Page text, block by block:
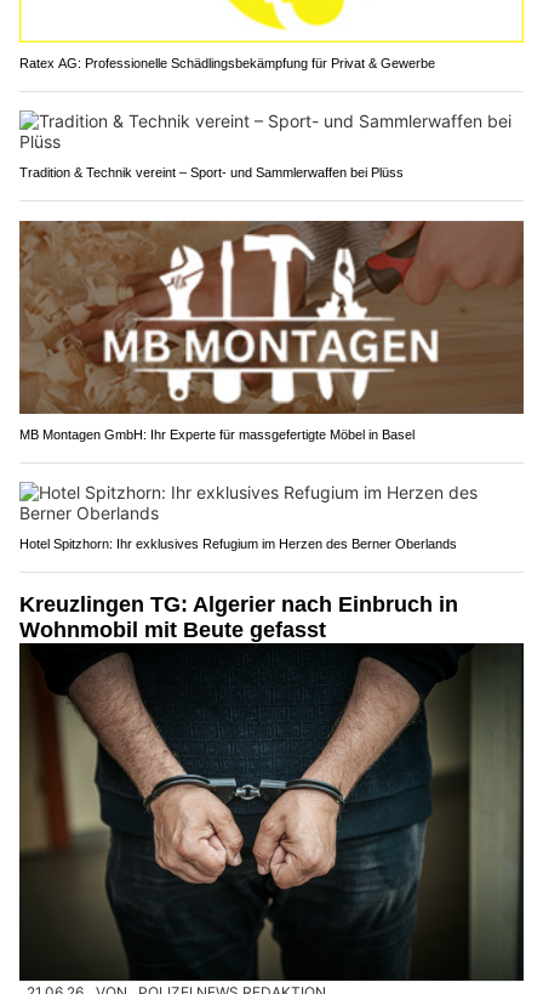
Ratex AG: Professionelle Schädlingsbekämpfung für Privat & Gewerbe
Tradition & Technik vereint – Sport- und Sammlerwaffen bei Plüss
MB Montagen GmbH: Ihr Experte für massgefertigte Möbel in Basel
Hotel Spitzhorn: Ihr exklusives Refugium im Herzen des Berner Oberlands
Kreuzlingen TG: Algerier nach Einbruch in
Wohnmobil mit Beute gefasst